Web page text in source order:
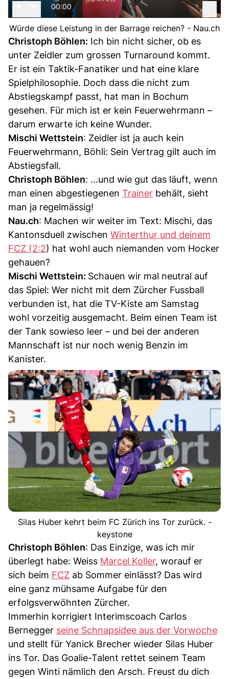
00:00
Würde diese Leistung in der Barrage reichen? - Nau.ch
Christoph Böhlen: Ich bin nicht sicher, ob es
unter Zeidler zum grossen Turnaround kommt.
Er ist ein Taktik-Fanatiker und hat eine klare
Spielphilosophie. Doch dass die nicht zum
Abstiegskampf passt, hat man in Bochum
gesehen. Für mich ist er kein Feuerwehrmann –
darum erwarte ich keine Wunder.
Mischi Wettstein: Zeidler ist ja auch kein
Feuerwehrmann, Böhli: Sein Vertrag gilt auch im
Abstiegsfall.
Christoph Böhlen: ...und wie gut das läuft, wenn
man einen abgestiegenen Trainer behält, sieht
man ja regelmässig!
Nau.ch: Machen wir weiter im Text: Mischi, das
Kantonsduell zwischen Winterthur und deinem
FCZ (2:2) hat wohl auch niemanden vom Hocker
gehauen?
Mischi Wettstein: Schauen wir mal neutral auf
das Spiel: Wer nicht mit dem Zürcher Fussball
verbunden ist, hat die TV-Kiste am Samstag
wohl vorzeitig ausgemacht. Beim einen Team ist
der Tank sowieso leer – und bei der anderen
Mannschaft ist nur noch wenig Benzin im
Kanister.
Silas Huber kehrt beim FC Zürich ins Tor zurück. -
keystone
Christoph Böhlen: Das Einzige, was ich mir
überlegt habe: Weiss Marcel Koller, worauf er
sich beim FCZ ab Sommer einlässt? Das wird
eine ganz mühsame Aufgabe für den
erfolgsverwöhnten Zürcher.
Immerhin korrigiert Interimscoach Carlos
Bernegger seine Schnapsidee aus der Vorwoche
und stellt für Yanick Brecher wieder Silas Huber
ins Tor. Das Goalie-Talent rettet seinem Team
gegen Winti nämlich den Arsch. Freust du dich